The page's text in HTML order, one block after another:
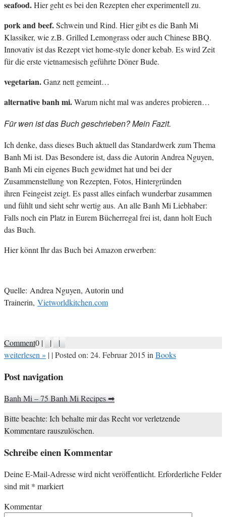
seafood.Hier geht es bei den Rezepten eher experimentell zu.
pork and beef.Schwein und Rind. Hier gibt es die Banh Mi
Klassiker, wie z.B. Grilled Lemongrass oder auch Chinese BBQ.
Innovativ ist das Rezept viet home-style doner kebab. Es wird Zeit
für die erste vietnamesisch geführte Döner Bude.
vegetarian.Ganz nett gemeint…
alternative banh mi.Warum nicht mal was anderes probieren…
Für wen ist das Buch geschrieben? Mein Fazit.
Ich denke, dass dieses Buch aktuell das Standardwerk zum Thema
Banh Mi ist. Das Besondere ist, dass die Autorin Andrea Nguyen,
Banh Mi ein eigenes Buch gewidmet hat und bei der
Zusammenstellung von Rezepten, Fotos, Hintergründen
ihren Feingeist zeigt. Es passt alles einfach wunderbar zusammen
und fühlt und sieht sehr wertig aus. An alle Banh Mi Liebhaber:
Falls noch ein Platz in Eurem Bücherregal frei ist, dann holt Euch
das Buch.
Hier könnt Ihr das Buch bei Amazon erwerben:
Quelle: Andrea Nguyen, Autorin und
Trainerin, Vietworldkitchen.com
Comment0 | |
|
weiterlesen» | |Postedon: 24. Februar 2015 inBooks
Post navigation
Banh Mi – 75 Banh Mi Recipes➡
Bitte beachte: Ich behalte mir das Recht vor verletzende
Kommentare rauszulöschen.
Schreibe einen Kommentar
Deine E-Mail-Adresse wird nicht veröffentlicht. Erforderliche Felder
sind mit* markiert
Kommentar